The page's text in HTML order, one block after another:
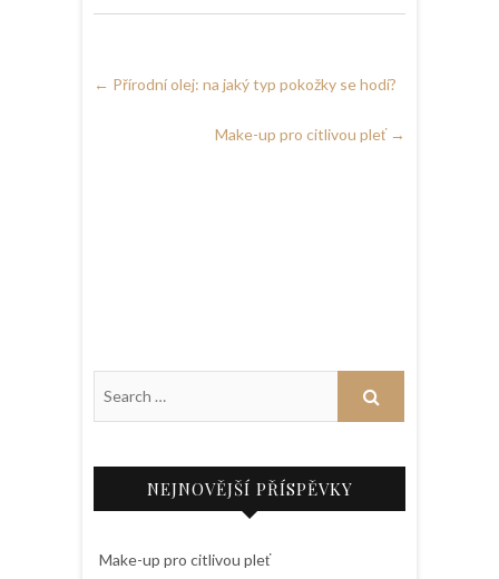
← Přírodní olej: na jaký typ pokožky se hodí?
Make-up pro citlivou pleť →
NEJNOVĚJŠÍ PŘÍSPĚVKY
Make-up pro citlivou pleť